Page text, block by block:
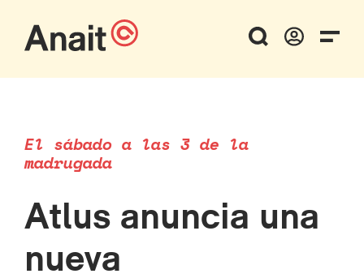
El sábado a las 3 de la
madrugada
Atlus anuncia una
nueva